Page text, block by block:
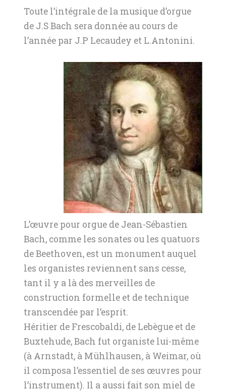
Toute l’intégrale de la musique d’orgue
de J.S Bach sera donnée au cours de
l’année par J.P Lecaudey et L.Antonini.
L’œuvre pour orgue de Jean-Sébastien
Bach, comme les sonates ou les quatuors
de Beethoven, est un monument auquel
les organistes reviennent sans cesse,
tant il y a là des merveilles de
construction formelle et de technique
transcendée par l’esprit.
Héritier de Frescobaldi, de Lebègue et de
Buxtehude, Bach fut organiste lui-même
(à Arnstadt, à Mühlhausen, à Weimar, où
il composa l’essentiel de ses œuvres pour
l’instrument). Il a aussi fait son miel de